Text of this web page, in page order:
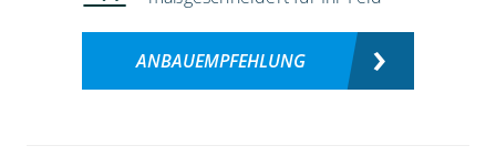
ANBAUEMPFEHLUNG